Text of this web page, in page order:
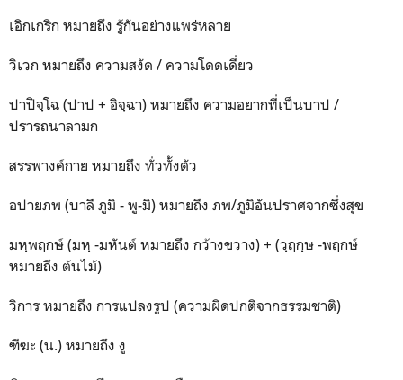
เอิกเกริก หมายถึง รู้กันอย่างแพร่หลาย
วิเวก หมายถึง ความสงัด / ความโดดเดี่ยว
ปาปิจฺโฉ (ปาป + อิจฺฉา) หมายถึง ความอยากที่เป็นบาป /
ปรารถนาลามก
สรรพางค์กาย หมายถึง ทั่วทั้งตัว
อปายภพ (บาลี ภูมิ - พู-มิ) หมายถึง ภพ/ภูมิอันปราศจากซึ่งสุข
มหฺพฤกษ์ (มหฺ -มหันต์ หมายถึง กว้างขวาง) + (วฺฤกฺษ -พฤกษ์
หมายถึง ต้นไม้)
วิการ หมายถึง การแปลงรูป (ความผิดปกติจากธรรมชาติ)
ฑีฆะ (น.) หมายถึง งู